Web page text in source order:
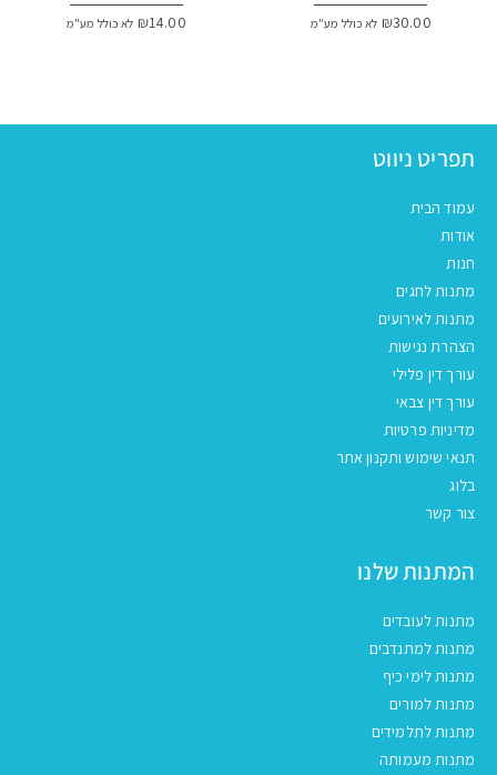
₪30.00 לא כולל מע"מ ₪14.00 לא כולל מע"מ
תפריט ניווט
עמוד הבית
אודות
חנות
מתנות לחגים
מתנות לאירועים
הצהרת נגישות
עורך דין פלילי
עורך דין צבאי
מדיניות פרטיות
תנאי שימוש ותקנון אתר
בלוג
צור קשר
המתנות שלנו
מתנות לעובדים
מתנות למתנדבים
מתנות לימי כיף
מתנות למורים
מתנות לתלמידים
מתנות מעמותה